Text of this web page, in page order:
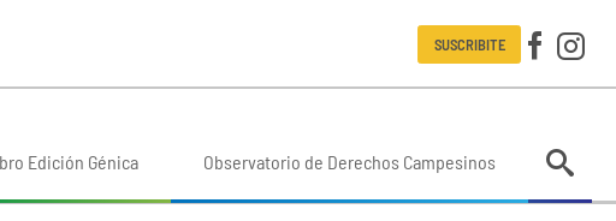
SUSCRIBITE
Edición Génica Observatorio de Derechos Campesinos